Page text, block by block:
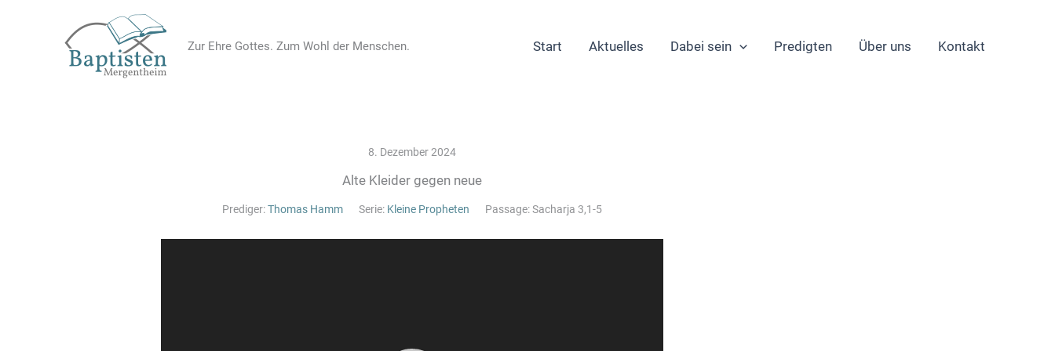
Zur Ehre Gottes. Zum Wohl der Menschen. Start Aktuelles Dabei sein Predigten Über uns Kontakt
8. Dezember 2024
Alte Kleider gegen neue
Prediger:Thomas Hamm Serie: Kleine Propheten Passage:Sacharja 3,1-5